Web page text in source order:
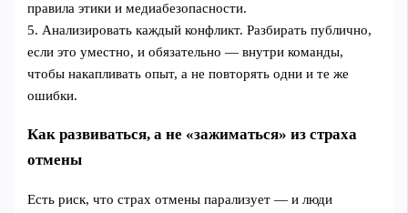
правила этики и медиабезопасности.
5. Анализировать каждый конфликт. Разбирать публично,
если это уместно, и обязательно — внутри команды,
чтобы накапливать опыт, а не повторять одни и те же
ошибки.
Как развиваться, а не «зажиматься» из страха
отмены
Есть риск, что страх отмены парализует — и люди